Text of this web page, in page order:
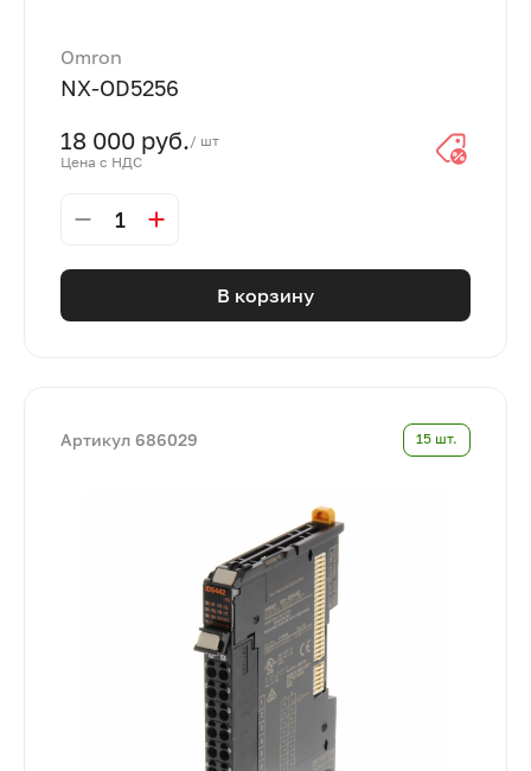
Omron
NX-OD5256
18 000 руб./ шт
Цена с НДС
1
В корзину
Артикул 686029 15 шт.